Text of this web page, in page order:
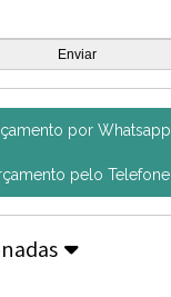
por Whatsapp
pelo Telefone